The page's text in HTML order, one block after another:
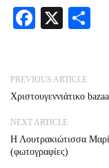
X
PREVIOUS ARTICLE
Χριστουγεννιάτικο
NEXT ARTICLE
Η Λουτρακιώτισσα
(φωτογραφίες)